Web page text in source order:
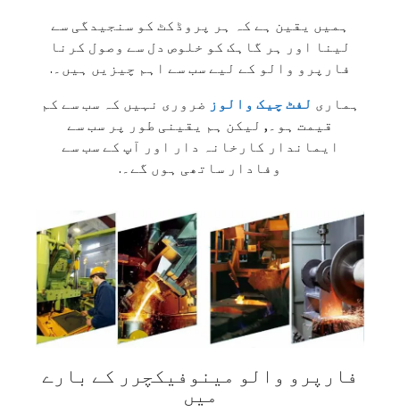
ہمیں یقین ہے کہ ہر پروڈکٹ کو سنجیدگی سے
لینا اور ہر گاہک کو خلوص دل سے وصول کرنا
فارپرو والو کے لیے سب سے اہم چیزیں ہیں۔.
ہماری لفٹ چیک والوز ضروری نہیں کہ سب سے کم
قیمت ہو۔, لیکن ہم یقینی طور پر سب سے
ایماندار کارخانہ دار اور آپ کے سب سے
وفادار ساتھی ہوں گے۔.
فارپرو والو مینوفیکچرر کے بارے
میں